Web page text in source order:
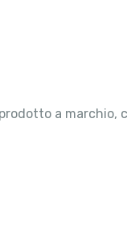
a marchio,